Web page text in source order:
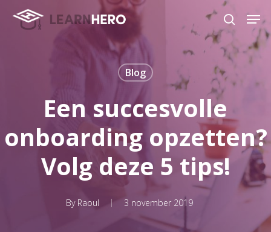
search
Blog
Een succesvolle
onboarding opzetten?
Volg deze 5 tips!
By Raoul 3 november 2019